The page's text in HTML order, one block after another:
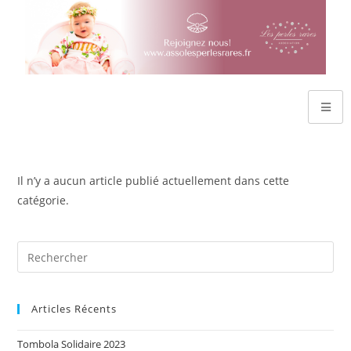
Il n’y a aucun article publié actuellement dans cette
catégorie.
Articles Récents
Tombola Solidaire 2023